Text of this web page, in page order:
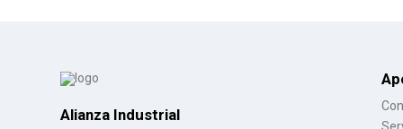
Alianza Industrial